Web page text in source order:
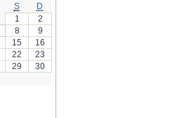
S
D
1
2
8
9
15
16
22
23
29
30